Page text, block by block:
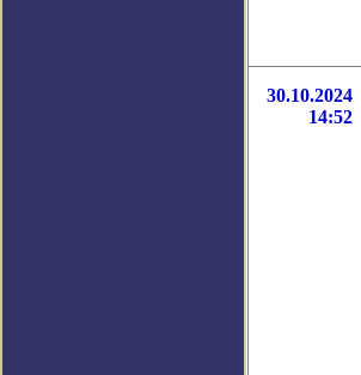
30.10.2024
14:52